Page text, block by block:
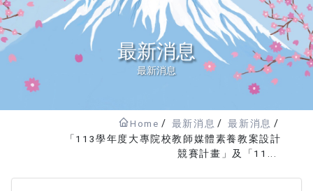
最新消息
最新消息
Home 最新消息
最新消息
「113學年度大專院校教師媒體素養教案設計
競賽計畫」及「11...